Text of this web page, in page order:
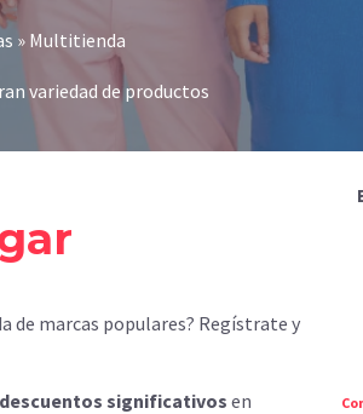
» Multitienda
variedad de productos
de marcas populares? Regístrate y
descuentos significativos en